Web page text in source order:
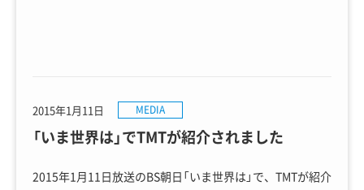
「いま世界は」でTMTが紹介されました
2015年1月11日 MEDIA
2015年1月11日放送のBS朝日「いま世界は」で、TMTが紹介